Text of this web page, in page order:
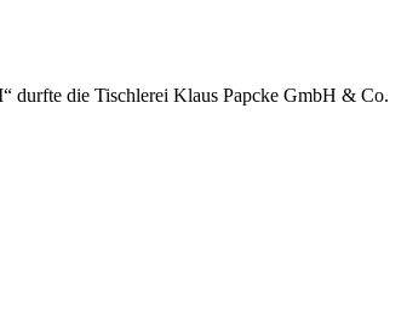
durfte die Tischlerei Klaus Papcke GmbH & Co.